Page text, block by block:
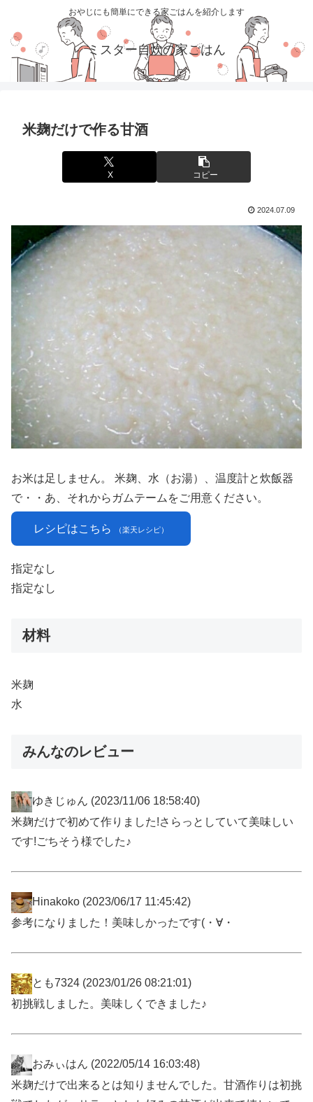
おやじにも簡単にできる家ごはんを紹介します
ミスター自炊の家ごはん
米麹だけで作る甘酒
X コピー
2024.07.09
お米は足しません。 米麹、水（お湯）、温度計と炊飯器
で・・あ、それからガムテームをご用意ください。
レシピはこちら （楽天レシピ）
指定なし
指定なし
材料
米麹
水
みんなのレビュー
ゆきじゅん (2023/11/06 18:58:40)
米麹だけで初めて作りました!さらっとしていて美味しい
です!ごちそう様でした♪
Hinakoko (2023/06/17 11:45:42)
参考になりました！美味しかったです(⁠・⁠∀⁠・
とも7324 (2023/01/26 08:21:01)
初挑戦しました。美味しくできました♪
おみぃはん (2022/05/14 16:03:48)
米麹だけで出来るとは知りませんでした。甘酒作りは初挑